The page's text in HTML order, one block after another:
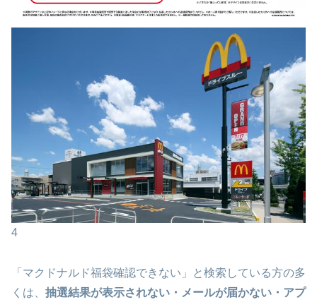
4
「マクドナルド福袋確認できない」と検索している方の多
くは、 抽選結果が表示されない・メールが届かない・アプ